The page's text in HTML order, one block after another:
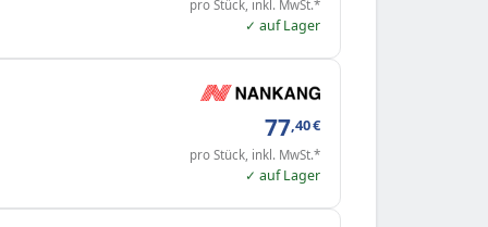
pro Stück, inkl. MwSt.*
✓ auf Lager
77,40€
pro Stück, inkl. MwSt.*
✓ auf Lager